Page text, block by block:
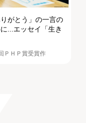
りがとう」の一言の
...エッセイ「生き
ＰＨＰ賞受賞作